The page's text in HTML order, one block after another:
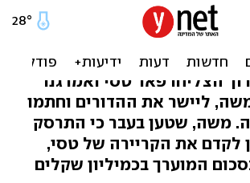
טסי יפצה את
הצליחו פאר טסי ואמרגנו
ליישר את ההדורים וחתמו
משה, שטען בעבר כי התרסק
לקדם את הקריירה של טסי,
המוערך בכמיליון שקלים